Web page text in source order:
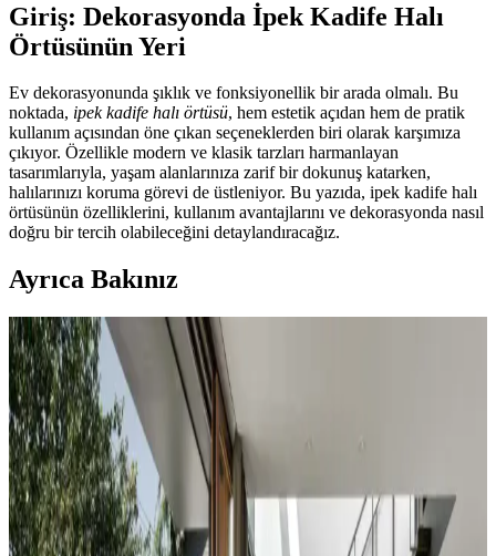
Giriş: Dekorasyonda İpek Kadife Halı
Örtüsünün Yeri
Ev dekorasyonunda şıklık ve fonksiyonellik bir arada olmalı. Bu
noktada, ipek kadife halı örtüsü, hem estetik açıdan hem de pratik
kullanım açısından öne çıkan seçeneklerden biri olarak karşımıza
çıkıyor. Özellikle modern ve klasik tarzları harmanlayan
tasarımlarıyla, yaşam alanlarınıza zarif bir dokunuş katarken,
halılarınızı koruma görevi de üstleniyor. Bu yazıda, ipek kadife halı
örtüsünün özelliklerini, kullanım avantajlarını ve dekorasyonda nasıl
doğru bir tercih olabileceğini detaylandıracağız.
Ayrıca Bakınız
Koltuk ve Aksesuar Sandalyelerde Renk Uyumu ve
Dekorasyonda Görsel Denge Sağlama Yöntemleri
Koltuk ve aksesuar sandalyelerde renk uyumsuzluğu görsel rekabete
yol açabilir. Halı, perde, yastık ve mobilya yerleşimi ile renkler
dengelenerek mekanın estetik bütünlüğü sağlanır.
Duvar Rengiyle Uyumlu Perde Seçimi: Yeşil,
Turuncu ve Kahverenginin Mekâna Etkisi